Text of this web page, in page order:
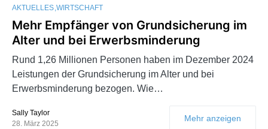
AKTUELLES WIRTSCHAFT
Mehr Empfänger von Grundsicherung im
Alter und bei Erwerbsminderung
Rund 1,26 Millionen Personen haben im Dezember 2024
Leistungen der Grundsicherung im Alter und bei
Erwerbsminderung bezogen. Wie…
Sally Taylor
28. März 2025
Mehr anzeigen